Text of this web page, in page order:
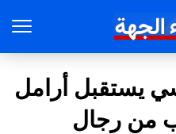
يستقبل أرامل
من رجال